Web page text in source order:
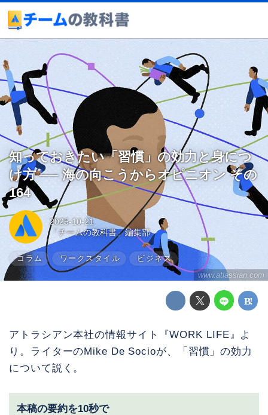
www.atlassian.com
知っておきたい「習慣」の効力と身につ
け方 ── 海の向こうからオピニオン その
164
2025-10-21
「チームの教科書」編集部
コラム ワークスタイル ビジネス
アトラシアン本社の情報サイト『WORK LIFE』よ
り。ライターのMike De Socioが、「習慣」の効力
について説く。
本稿の要約を10秒で